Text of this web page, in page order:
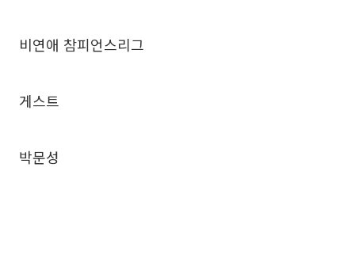
비연애 참피언스리그
게스트
박문성